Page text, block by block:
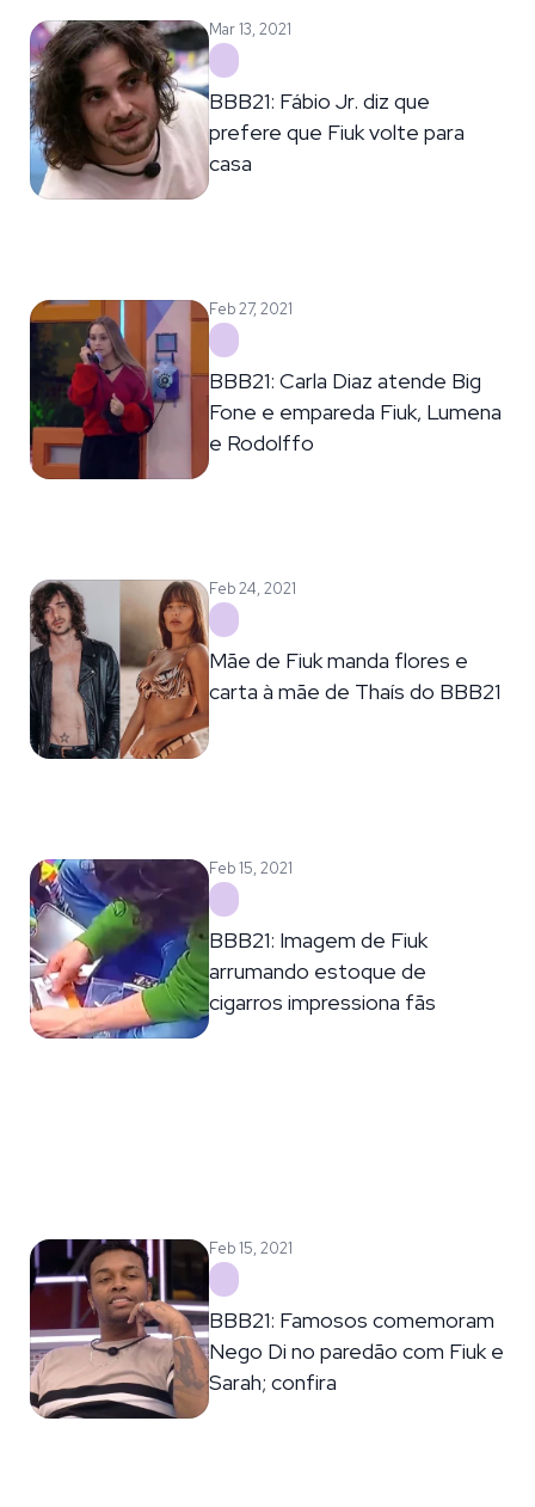
Mar 13, 2021
BBB21: Fábio Jr. diz que
prefere que Fiuk volte para
casa
Feb 27, 2021
BBB21: Carla Diaz atende Big
Fone e empareda Fiuk, Lumena
e Rodolffo
Feb 24, 2021
Mãe de Fiuk manda flores e
carta à mãe de Thaís do BBB21
Feb 15, 2021
BBB21: Imagem de Fiuk
arrumando estoque de
cigarros impressiona fãs
Feb 15, 2021
BBB21: Famosos comemoram
Nego Di no paredão com Fiuk e
Sarah; confira